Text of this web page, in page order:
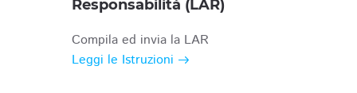
Responsabilità (LAR)
Compila ed invia la LAR
Leggi le Istruzioni